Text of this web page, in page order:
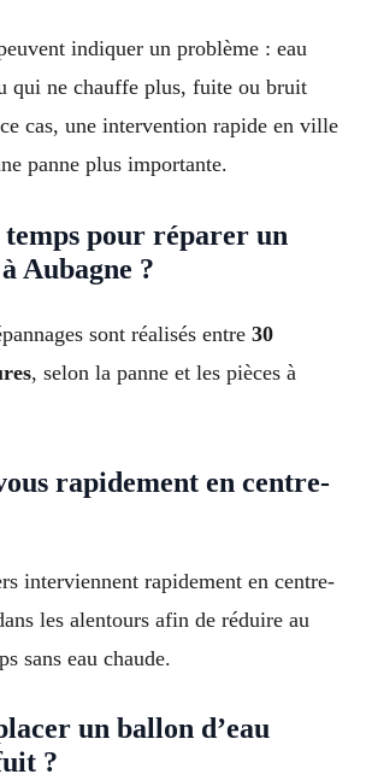
indiquer un problème : eau
qui ne chauffe plus, fuite ou bruit
cas, une intervention rapide en ville
panne plus importante.
temps pour réparer un
Aubagne ?
sont réalisés entre 30
, selon la panne et les pièces à
rapidement en centre-
interviennent rapidement en centre-
les alentours afin de réduire au
sans eau chaude.
un ballon d’eau
?